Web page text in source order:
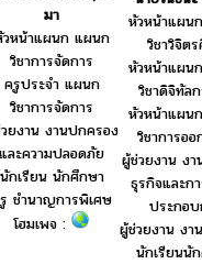
มา
หน้าแผนก แผนก
วิชาการจัดการ
ครูประจำ แผนก
วิชาการจัดการ
ยงาน งานปกครอง
และความปลอดภัย
นักเรียน นักศึกษา
ชำนาญการพิเศษ
โฮมเพจ :
หัวหน้าแผน
วิชาวิจิต
หัวหน้าแผน
วิชาดิจิทัล
หัวหน้าแผน
วิชาการอ
ผู้ช่วยงาน งา
ธุรกิจและก
ประกอ
ผู้ช่วยงาน งา
นักเรียนนั